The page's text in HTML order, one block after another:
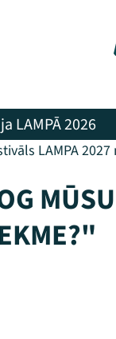
LAMPĀ 2026
LAMPA